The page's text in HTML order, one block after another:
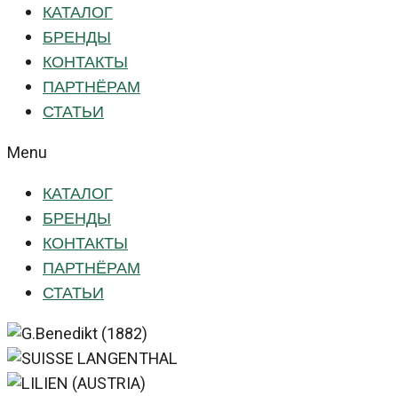
КАТАЛОГ
БРЕНДЫ
КОНТАКТЫ
ПАРТНЁРАМ
СТАТЬИ
Menu
КАТАЛОГ
БРЕНДЫ
КОНТАКТЫ
ПАРТНЁРАМ
СТАТЬИ